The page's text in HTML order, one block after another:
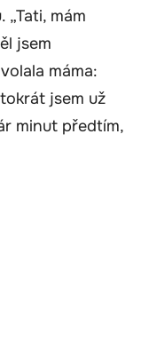
mám
jsem
máma:
jsem už
minut předtím,